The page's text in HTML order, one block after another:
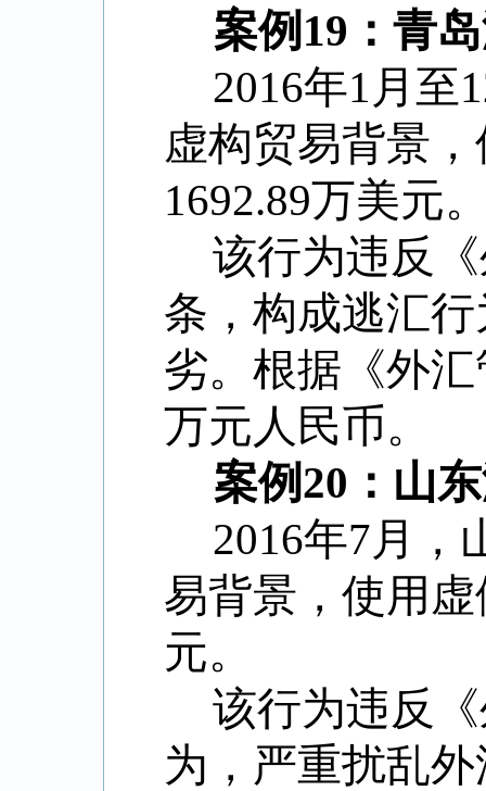
案例19：青
2016年1月至
虚构贸易背景
1692.89万美元
该行为违反
条，构成逃汇
劣。根据《外
万元人民币。
案例20：山
2016年7月，
易背景，使用
元。
该行为违反
为，严重扰乱